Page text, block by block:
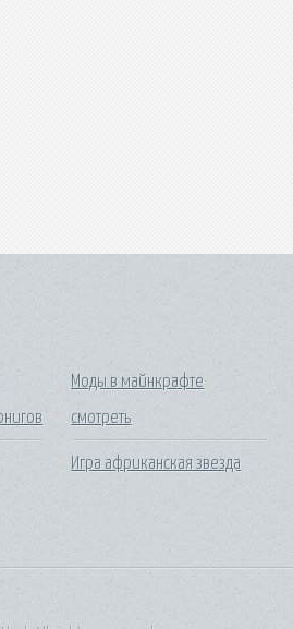
Моды в майнкрафте
смотреть
Игра африканская звезда